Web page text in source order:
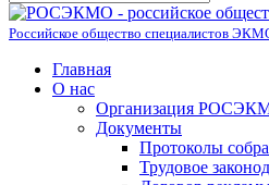
Российское общество специалистов
Главная
О нас
Организация
Документы
Протоколы
Трудовое